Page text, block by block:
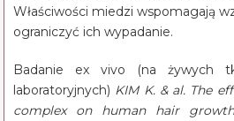
Właściwości miedzi wspomagają
ograniczyć ich wypadanie.
Badanie ex vivo (na żywych
laboratoryjnych) KIM K. & al. The
complex on human hair